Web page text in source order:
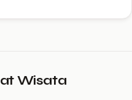
Wisata